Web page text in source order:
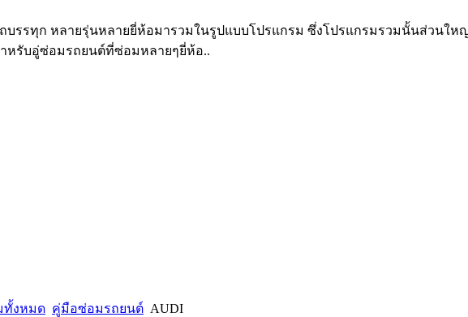
รรทุก หลายรุ่นหลายยี่ห้อมารวมในรูปแบบโปรแกรม ซึ่งโปรแกรมรวมนั้นส่วนให
หรับอู่ซ่อมรถยนต์ที่ซ่อมหลายๆยี่ห้อ..
ทั้งหมด คู่มือซ่อมรถยนต์ AUDI